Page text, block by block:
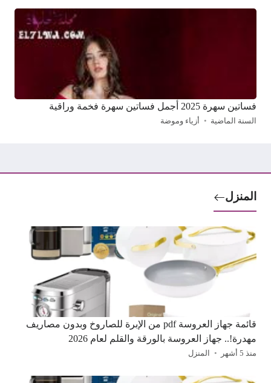
فساتين سهرة 2025 أجمل فساتين سهرة فخمة وراقية
السنة الماضية أزياء وموضة
المنزل
قائمة جهاز العروسة pdf من الإبرة للصاروخ وبدون مصاريف
مهدرة!.. جهاز العروسة بالورقة والقلم لعام 2026
منذ 5 أشهر المنزل